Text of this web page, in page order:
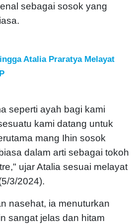
sebagai sosok yang
Atalia Praratya Melayat
seperti ayah bagi kami
kami datang untuk
mang Ihin sosok
dalam arti sebagai tokoh
ujar Atalia sesuai melayat
3/2024).
nasehat, ia menuturkan
sangat jelas dan hitam